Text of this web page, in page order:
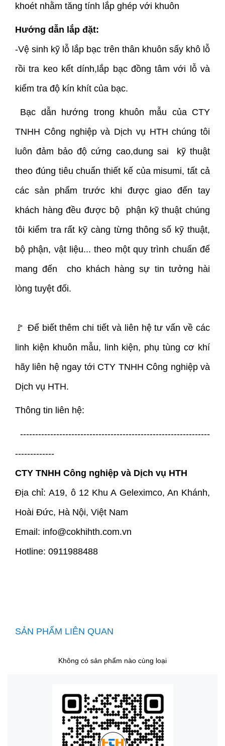
khoét nhằm tăng tính lắp ghép với khuôn
Hướng dẫn lắp đặt:
-Vệ sinh kỹ lỗ lắp bạc trên thân khuôn sấy khô lỗ
rồi tra keo kết dính,lắp bạc đồng tâm với lỗ và
kiểm tra độ kín khít của bạc.
Bạc dẫn hướng trong khuôn mẫu của CTY
TNHH Công nghiệp và Dịch vụ HTH chúng tôi
luôn đảm bảo độ cứng cao,dung sai kỹ thuật
theo đúng tiêu chuẩn thiết kế của misumi, tất cả
các sản phẩm trước khi được giao đến tay
khách hàng đều được bộ phận kỹ thuật chúng
tôi kiểm tra rất kỹ càng từng thông số kỹ thuật,
bộ phận, vật liệu... theo một quy trình chuẩn để
mang đến cho khách hàng sự tin tưởng hài
lòng tuyệt đối.
🚩 Để biết thêm chi tiết và liên hệ tư vấn về các
linh kiện khuôn mẫu, linh kiện, phụ tùng cơ khí
hãy liên hệ ngay tới CTY TNHH Công nghiệp và
Dịch vụ HTH.
Thông tin liên hệ:
---------------------------------------------------------------
-------------
CTY TNHH Công nghiệp và Dịch vụ HTH
Địa chỉ: A19, ô 12 Khu A Geleximco, An Khánh,
Hoài Đức, Hà Nội, Việt Nam
Email: info@cokhihth.com.vn
Hotline: 0911988488
SẢN PHẨM LIÊN QUAN
Không có sản phẩm nào cùng loại